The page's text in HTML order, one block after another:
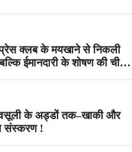
क्लब के मयखाने से निकली
ईमानदारी के शोषण की चीख
वसूली के अड्डों तक–खाकी और
संस्करण !